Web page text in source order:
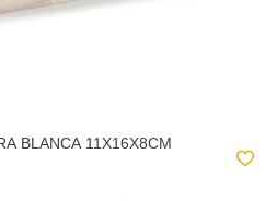
BLANCA 11X16X8CM